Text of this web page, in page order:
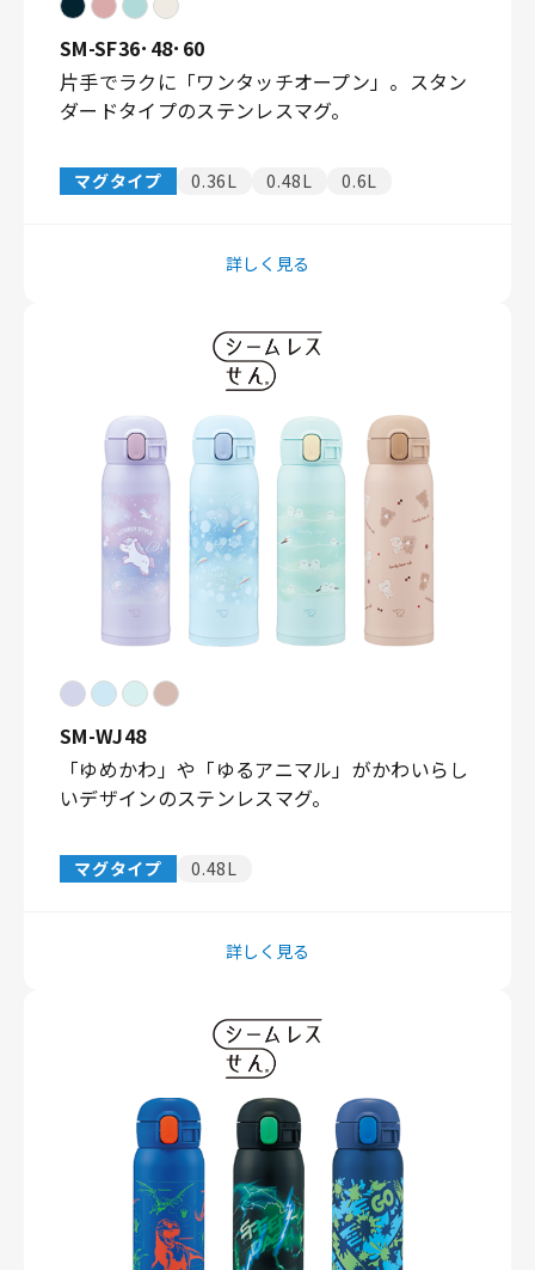
SM-SF36･48･60
片手でラクに「ワンタッチオープン」。スタン
ダードタイプのステンレスマグ。
マグタイプ 0.36L 0.48L 0.6L
詳しく見る
SM-WJ48
「ゆめかわ」や「ゆるアニマル」がかわいらし
いデザインのステンレスマグ。
マグタイプ 0.48L
詳しく見る